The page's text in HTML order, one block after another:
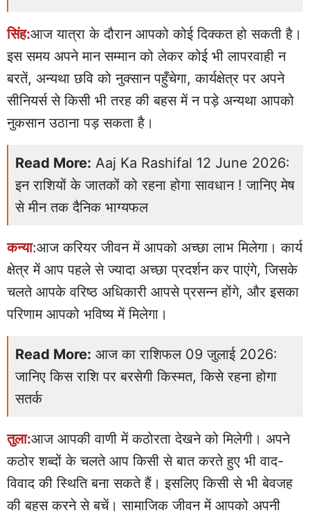
सिंह:आज यात्रा के दौरान आपको कोई दिक्कत हो सकती है।
इस समय अपने मान सम्मान को लेकर कोई भी लापरवाही न
बरतें, अन्यथा छवि को नुक्सान पहुँचेगा, कार्यक्षेत्र पर अपने
सीनियर्स से किसी भी तरह की बहस में न पड़े अन्यथा आपको
नुकसान उठाना पड़ सकता है।
Read More: Aaj Ka Rashifal 12 June 2026:
इन राशियों के जातकों को रहना होगा सावधान ! जानिए मेष
से मीन तक दैनिक भाग्यफल
कन्या:आज करियर जीवन में आपको अच्छा लाभ मिलेगा। कार्य
क्षेत्र में आप पहले से ज्यादा अच्छा प्रदर्शन कर पाएंगे, जिसके
चलते आपके वरिष्ठ अधिकारी आपसे प्रसन्न होंगे, और इसका
परिणाम आपको भविष्य में मिलेगा।
Read More: आज का राशिफल 09 जुलाई 2026:
जानिए किस राशि पर बरसेगी किस्मत, किसे रहना होगा
सतर्क
तुला:आज आपकी वाणी में कठोरता देखने को मिलेगी। अपने
कठोर शब्दों के चलते आप किसी से बात करते हुए भी वाद-
विवाद की स्थिति बना सकते हैं। इसलिए किसी से भी बेवजह
की बहस करने से बचें। सामाजिक जीवन में आपको अपनी